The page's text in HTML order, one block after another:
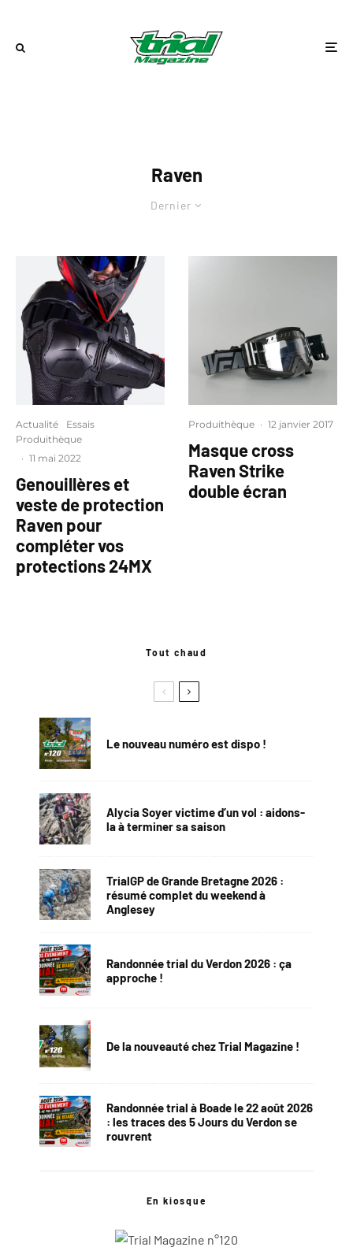
Raven
Dernier
Actualité
Essais
Produithèque
· 11 mai 2022
Genouillères et
veste de protection
Raven pour
compléter vos
protections 24MX
Produithèque · 12 janvier 2017
Masque cross
Raven Strike
double écran
Tout chaud
Le nouveau numéro est dispo !
Alycia Soyer victime d’un vol : aidons-
la à terminer sa saison
TrialGP de Grande Bretagne 2026 :
résumé complet du weekend à
Anglesey
Randonnée trial du Verdon 2026 : ça
approche !
De la nouveauté chez Trial Magazine !
Randonnée trial à Boade le 22 août 2026
: les traces des 5 Jours du Verdon se
rouvrent
En kiosque